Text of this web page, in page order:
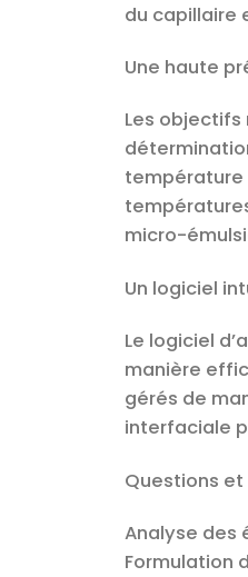
du capillaire
Une haute
Les
température
micro-
Un logiciel
Le logiciel
manière
gérés de
interfaciale
Questions
Analyse des
Formulation